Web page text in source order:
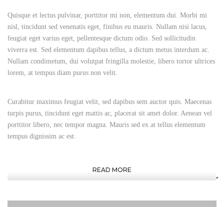
Quisque et lectus pulvinar, porttitor mi non, elementum dui. Morbi mi
nisl, tincidunt sed venenatis eget, finibus eu mauris. Nullam nisi lacus,
feugiat eget varius eget, pellentesque dictum odio. Sed sollicitudin
viverra est. Sed elementum dapibus tellus, a dictum metus interdum ac.
Nullam condimetum, dui volutpat fringilla molestie, libero tortor ultrices
lorem, at tempus diam purus non velit.
Curabitur maximus feugiat velit, sed dapibus sem auctor quis. Maecenas
turpis purus, tincidunt eget mattis ac, placerat sit amet dolor. Aenean vel
porttitor libero, nec tempor magna. Mauris sed ex at tellus elementum
tempus dignissim ac est.
READ MORE